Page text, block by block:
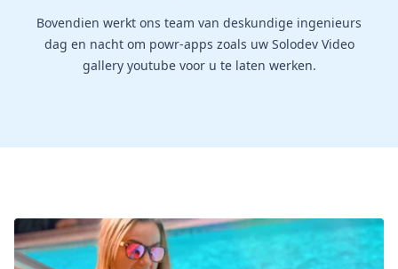
Bovendien werkt ons team van deskundige ingenieurs
dag en nacht om powr-apps zoals uw Solodev Video
gallery youtube voor u te laten werken.